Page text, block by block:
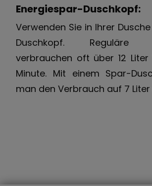
Energiespar-Duschkopf:
Verwenden Sie in Ihrer
Duschkopf. Reguläre
verbrauchen oft über 12
Minute. Mit einem Spar-
man den Verbrauch auf 7